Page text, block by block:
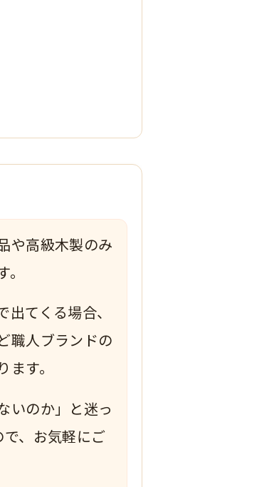
や高級木製のみ
てくる場合、
職人ブランドの
す。
いのか」と迷っ
、お気軽にご